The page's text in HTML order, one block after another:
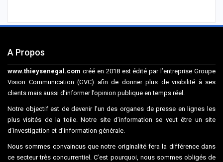
A Propos
www.thieysenegal.com créé en 2018 est édité par l’entreprise Groupe
Vision Communication (GVC) afin de donner plus de visibilité à ses
clients mais aussi d’informer l’opinion publique en temps réel.
Notre objectif est de devenir l’un des organes de presse en lignes les
plus visités de la toile. Notre site d’information se veut être un site
d’investigation et d’information générale.
Nous sommes convaincus que notre originalité fera la différence dans
ce secteur très concurrentiel. C’est pourquoi, nous sommes obligés de